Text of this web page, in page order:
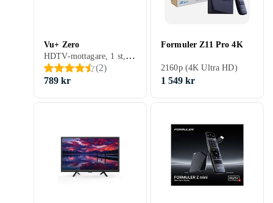
Vu+ Zero
HDTV-mottagare, 1 st, 720p, 1080p (Full HD), 1080i, 2160p (4K Ultra HD), Satellit (DVB-S), Satellit (DVB-S2)
(2)
789 kr
Formuler Z11 Pro 4K
2160p (4K Ultra HD)
1 549 kr